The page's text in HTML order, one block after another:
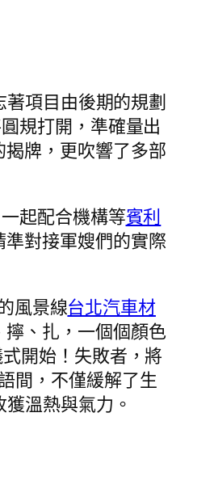
項目由後期的規劃
規打開，準確量出
牌，更吹響了多部
起配合機構等賓利
對接軍嫂們的實際
風景線台北汽車材
、扎，一個個顏色
開始！失敗者，將
間，不僅緩解了生
溫熱與氣力。